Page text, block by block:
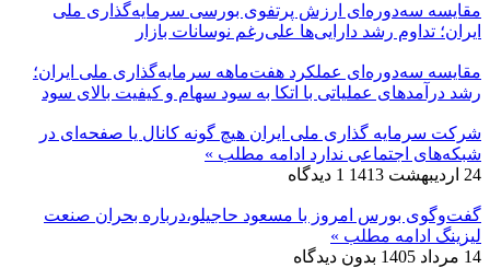
مقایسه سه‌دوره‌ای ارزش پرتفوی بورسی سرمایه‌گذاری ملی
ایران؛ تداوم رشد دارایی‌ها علی‌رغم نوسانات بازار
مقایسه سه‌دوره‌ای عملکرد هفت‌ماهه سرمایه‌گذاری ملی ایران؛
رشد درآمدهای عملیاتی با اتکا به سود سهام و کیفیت بالای سود
شرکت سرمایه گذاری ملی ایران هیچ گونه کانال یا صفحه‌ای در
شبکه‌های اجتماعی ندارد ادامه مطلب »
24 اردیبهشت 1413
1 دیدگاه
گفت‌وگوی بورس امروز با مسعود حاجیلو،درباره بحران صنعت
لیزینگ ادامه مطلب »
14 مرداد 1405
بدون دیدگاه